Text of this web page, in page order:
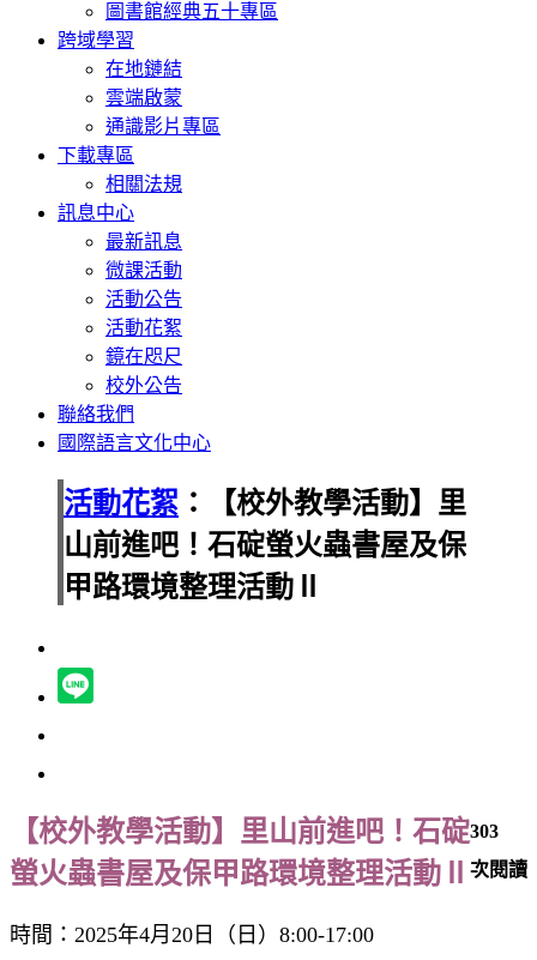
圖書館經典五十專區
跨域學習
在地鏈結
雲端啟蒙
通識影片專區
下載專區
相關法規
訊息中心
最新訊息
微課活動
活動公告
活動花絮
鏡在咫尺
校外公告
聯絡我們
國際語言文化中心
活動花絮 ：【校外教學活動】里
山前進吧！石碇螢火蟲書屋及保
甲路環境整理活動Ⅱ
303
次閱讀
【校外教學活動】里山前進吧！石碇
螢火蟲書屋及保甲路環境整理活動Ⅱ
時間：2025年4月20日（日）8:00-17:00